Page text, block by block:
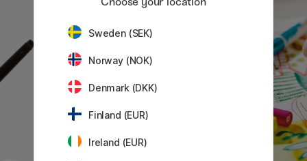
49
Sweden (SEK)
Norway (NOK)
Denmark (DKK)
Finland (EUR)
Ireland (EUR)